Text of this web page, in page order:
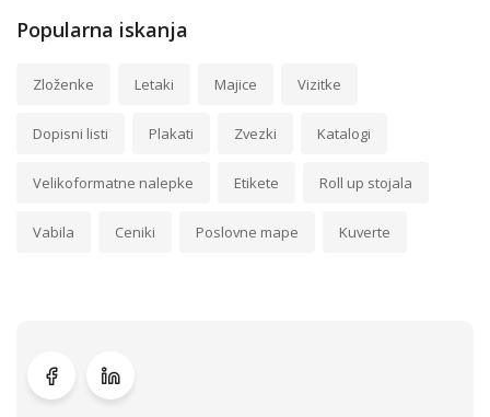
Popularna iskanja
Zloženke Letaki Majice Vizitke
Dopisni listi Plakati Zvezki Katalogi
Velikoformatne nalepke Etikete Roll up stojala
Vabila Ceniki Poslovne mape Kuverte